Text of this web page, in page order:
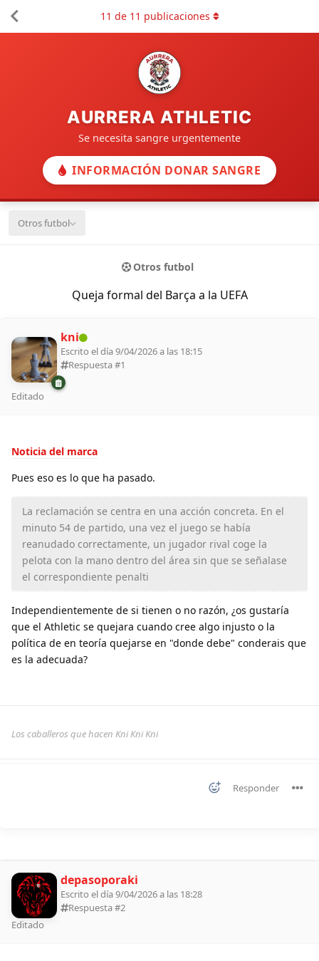
AURRERA ATHLETIC
Se necesita sangre urgentemente
INFORMACIÓN DONAR SANGRE
Otros futbol
Otros futbol
Queja formal del Barça a la UEFA
11 de 11 publicaciones
kni
Escrito el día 9/04/2026 a las 18:15
Respuesta #1
Editado
Noticia del marca
Pues eso es lo que ha pasado.
La reclamación se centra en una acción concreta. En el
minuto 54 de partido, una vez el juego se había
reanudado correctamente, un jugador rival coge la
pelota con la mano dentro del área sin que se señalase
el correspondiente penalti
Independientemente de si tienen o no razón, ¿os gustaría
que el Athletic se quejara cuando cree algo injusto o la
política de en teoría quejarse en "donde debe" conderais que
es la adecuada?
Los caballeros que hacen Kni Kni Kni
Responder
depasoporaki
Escrito el día 9/04/2026 a las 18:28
Respuesta #2
Editado